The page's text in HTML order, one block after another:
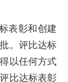
表彰和创建
。评比达标
以任何方式
比达标表彰